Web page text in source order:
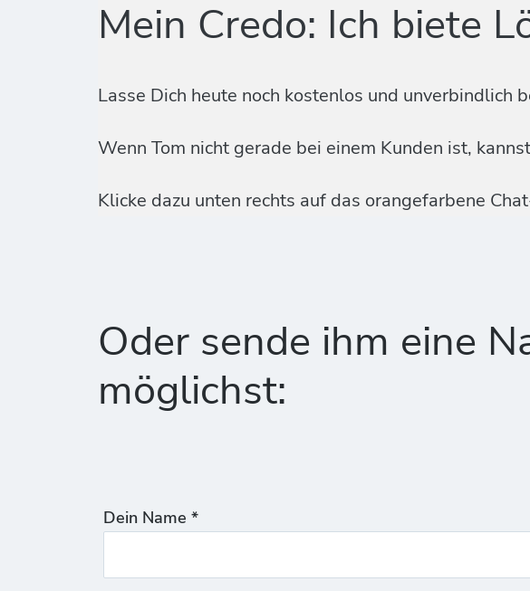
Mein Credo: Ich biete
Lasse Dich heute noch kostenlos und unverbindlich
Wenn Tom nicht gerade bei einem Kunden ist,
Klicke dazu unten rechts auf das orangefarbene
Oder sende ihm eine
möglichst:
Dein Name *